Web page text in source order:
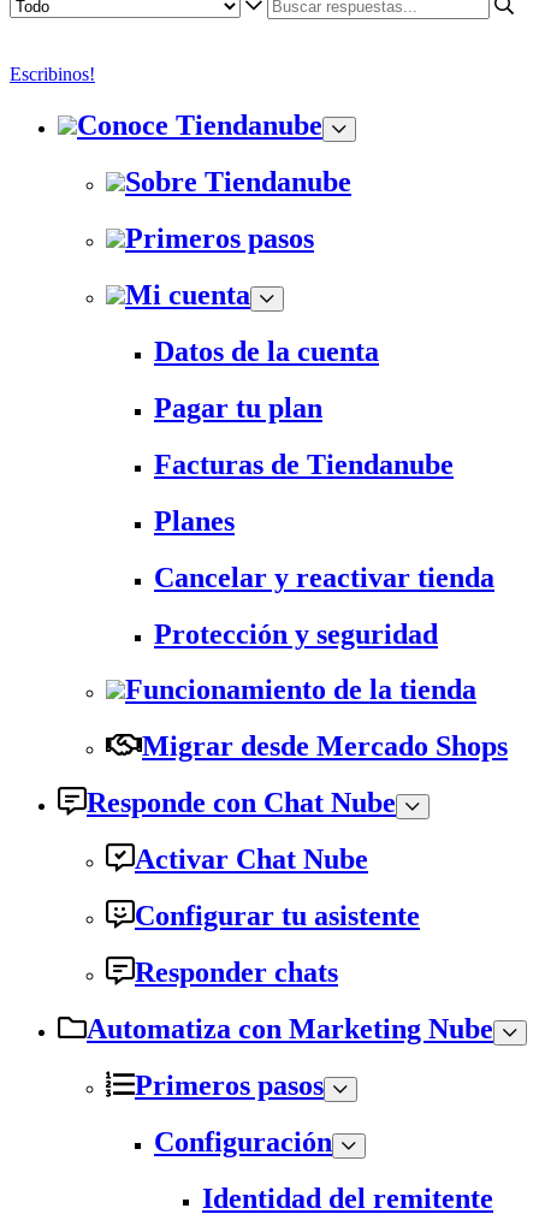
Escribinos!
Conoce Tiendanube
Sobre Tiendanube
Primeros pasos
Mi cuenta
Datos de la cuenta
Pagar tu plan
Facturas de Tiendanube
Planes
Cancelar y reactivar tienda
Protección y seguridad
Funcionamiento de la tienda
Migrar desde Mercado Shops
Responde con Chat Nube
Activar Chat Nube
Configurar tu asistente
Responder chats
Automatiza con Marketing Nube
Primeros pasos
Configuración
Identidad del remitente